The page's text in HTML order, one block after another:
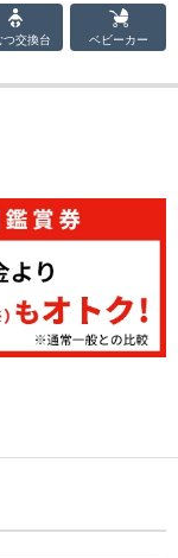
つ交換台 ベビーカー